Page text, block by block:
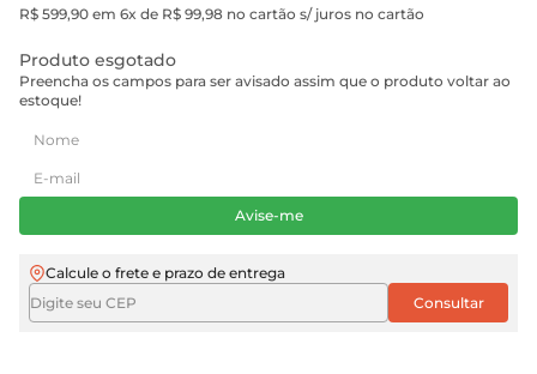
R$ 599,90 em 6x de R$ 99,98 no cartão s/ juros no cartão
Produto esgotado
Preencha os campos para ser avisado assim que o produto voltar ao
estoque!
Avise-me
Calcule o frete e prazo de entrega